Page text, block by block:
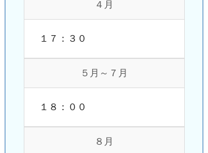
４月
１７：３０
５月～７月
１８：００
８月